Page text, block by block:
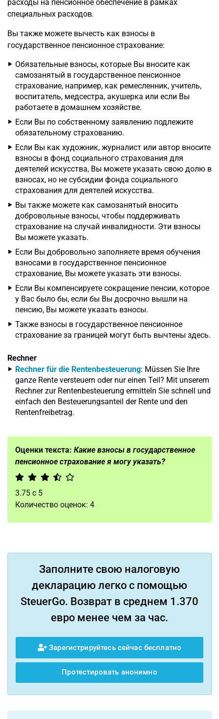
расходы на пенсионное обеспечение в рамках
специальных расходов.
Вы также можете вычесть как взносы в
государственное пенсионное страхование:
Обязательные взносы, которые Вы вносите как
самозанятый в государственное пенсионное
страхование, например, как ремесленник, учитель,
воспитатель, медсестра, акушерка или если Вы
работаете в домашнем хозяйстве.
Если Вы по собственному заявлению подлежите
обязательному страхованию.
Если Вы как художник, журналист или автор вносите
взносы в фонд социального страхования для
деятелей искусства, Вы можете указать свою долю в
взносах, но не субсидии фонда социального
страхования для деятелей искусства.
Вы также можете как самозанятый вносить
добровольные взносы, чтобы поддерживать
страхование на случай инвалидности. Эти взносы
Вы можете указать.
Если Вы добровольно заполняете время обучения
взносами в государственное пенсионное
страхование, Вы можете указать эти взносы.
Если Вы компенсируете сокращение пенсии, которое
у Вас было бы, если бы Вы досрочно вышли на
пенсию, Вы можете указать взносы.
Также взносы в государственное пенсионное
страхование за границей могут быть вычтены здесь.
Rechner
Rechner für die Rentenbesteuerung: Müssen Sie Ihre
ganze Rente versteuern oder nur einen Teil? Mit unserem
Rechner zur Rentenbesteuerung ermitteln Sie schnell und
einfach den Besteuerungsanteil der Rente und den
Rentenfreibetrag.
Оценки текста: Какие взносы в государственное
пенсионное страхование я могу указать?
3.75 с 5
Количество оценок: 4
Заполните свою налоговую
декларацию легко с помощью
SteuerGo. Возврат в среднем 1.370
евро менее чем за час.
Зарегистрируйтесь сейчас бесплатно
Протестировать анонимно